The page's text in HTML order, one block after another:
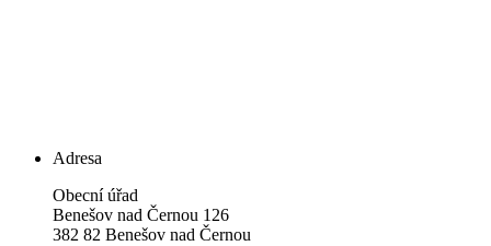
Adresa
Obecní úřad
Benešov nad Černou 126
382 82 Benešov nad Černou